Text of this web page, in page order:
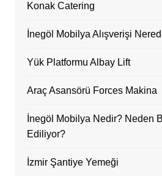
Konak Catering
İnegöl Mobilya Alışverişi
Yük Platformu Albay Lift
Araç Asansörü Forces Makina
İnegöl Mobilya Nedir? Neden
Ediliyor?
İzmir Şantiye Yemeği